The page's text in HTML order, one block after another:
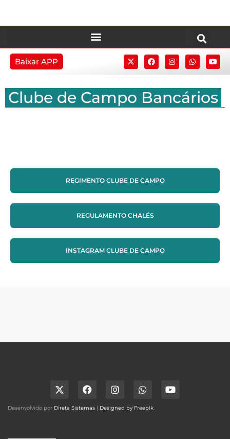
Baixar APP
Clube de Campo Bancários
REGIMENTO CLUBE DE CAMPO
REGULAMENTO CHALÉS
INSTAGRAM CLUBE DE CAMPO
Desenvolvido por Direta Sistemas | Designed by Freepik.